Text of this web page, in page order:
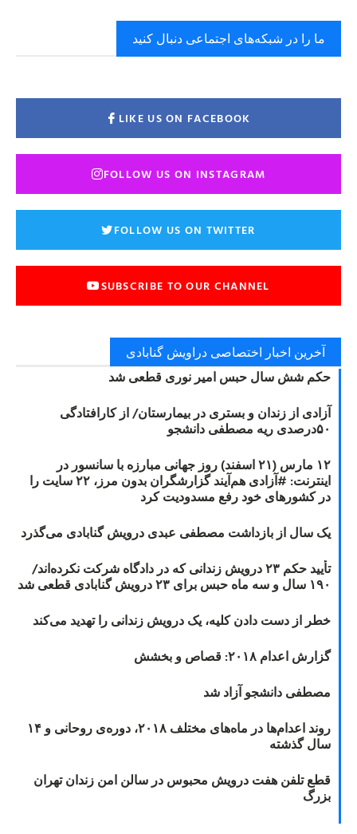
ما را در شبکه‌های اجتماعی دنبال کنید
LIKE US ON FACEBOOK
FOLLOW US ON INSTAGRAM
FOLLOW US ON TWITTER
SUBSCRIBE TO OUR CHANNEL
آخرین اخبار اختصاصی دراویش گنابادی
حکم شش سال حبس امیر نوری قطعی شد
آزادی از زندان و بستری در بیمارستان/ از کارافتادگی
۵۰درصدی ریه مصطفی دانشجو
۱۲ مارس (۲۱ اسفند) روز جهانی مبارزه با سانسور در
اینترنت: #آزادی هم‌آیند گزارشگران‌ بدون مرز، ۲۲ سایت را
در کشورهای خود رفع مسدودیت کرد
یک سال از بازداشت مصطفی عبدی درویش گنابادی می‌گذرد
تأیید حکم ۲۳ درویش زندانی که در دادگاه شرکت نکرده‌اند/
۱۹۰ سال و سه ماه حبس برای ۲۳ درویش گنابادی قطعی شد
خطر از دست دادن کلیه، یک درویش زندانی را تهدید می‌کند
گزارش اعدام ۲۰۱۸: قصاص و بخشش
مصطفی دانشجو آزاد شد
روند اعدام‌ها در ماه‌های مختلف ۲۰۱۸، دوره‌ی روحانی و ۱۴
سال گذشته
قطع تلفن هفت درویش محبوس در سالن امن زندان تهران
بزرگ